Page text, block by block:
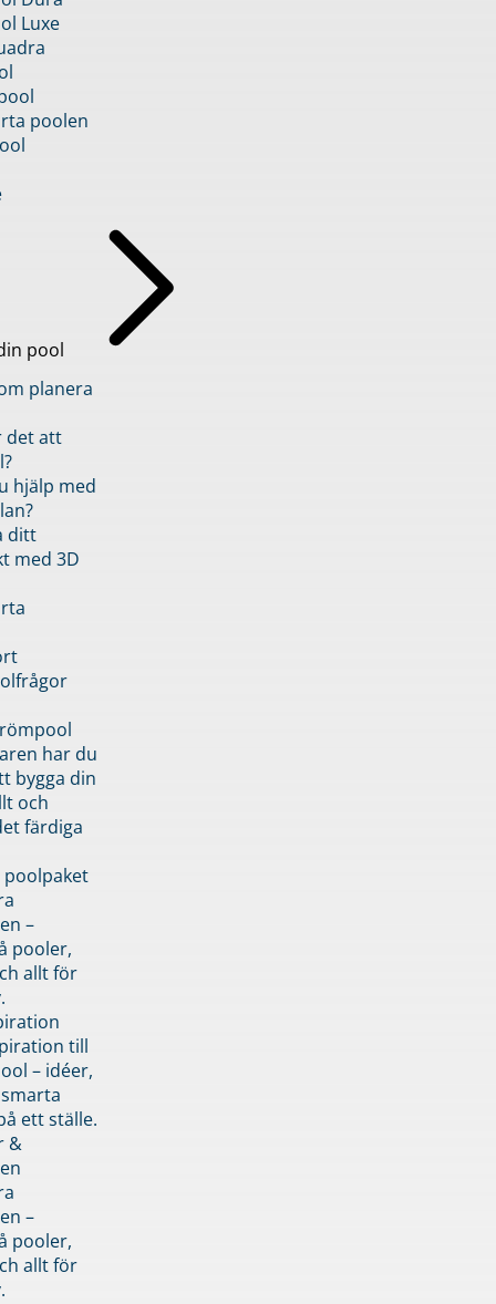
Luxe
poolen
pool
planera
det att
hjälp med
ditt
med 3D
har du
bygga din
och
färdiga
–
pooler,
allt för
till
– idéer,
ett ställe.
&
–
pooler,
allt för